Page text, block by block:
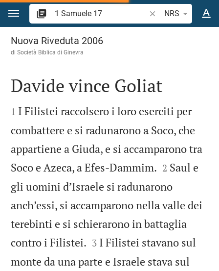
Vai al contenuto
Ricerca verso
NRS
1 Samuele 17
Nuova Riveduta 2006
di Società Biblica di Ginevra

Davide vince Goliat

1 I Filistei raccolsero i loro eserciti per
combattere e si radunarono a Soco, che
appartiene a Giuda, e si accamparono tra
Soco e Azeca, a Efes-Dammim. 

2 Saul e
gli uomini d’Israele si radunarono
anch’essi, si accamparono nella valle dei
terebinti e si schierarono in battaglia
contro i Filistei. 

3 I Filistei stavano sul
monte da una parte e Israele stava sul